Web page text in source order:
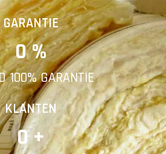
Volgende
GARANTIE
0 %
100% GARANTIE
KLANTEN
0 +